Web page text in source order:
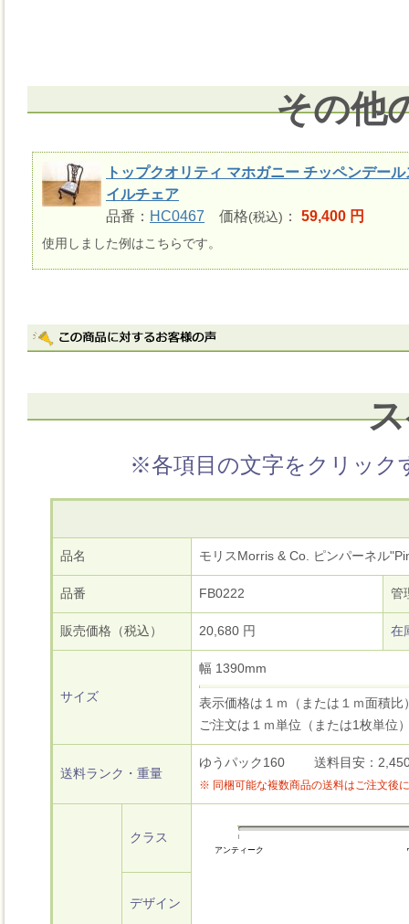
その他
トップクオリティ マホガニー チッペンデール
イルチェア
品番： HC0467 価格(税込) ： 59,400 円
使用しました例はこちらです。
※各項目の文字をクリック
品名 モリスMorris & Co. ピンパーネル
品番 FB0222 管
販売価格（税込） 20,680 円 在
サイズ
幅 1390mm
表示価格は１ｍ（または１ｍ面積比
ご注文は１ｍ単位（または1枚単位
送料ランク・重量
ゆうパック160 送料目安：
※ 同梱可能な複数商品の送料はご注文後
クラス
アンティーク
デザイン